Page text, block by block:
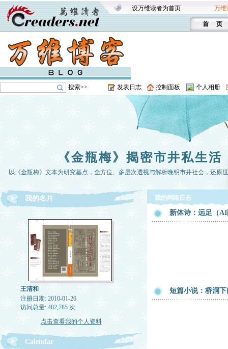
设万维读者为首页 万维
首 页
搜索>> 发表日志 控制面板 个人相册
《金瓶梅》揭密市井私生活
以《金瓶梅》文本为研究基点，全方位、多层次透视与解析晚明市井社会，还原
我的名片
王清和
注册日期: 2010-01-26
访问总量: 482,785 次
点击查看我的个人资料
Calendar
我的网络日志
新体诗：远足（
短篇小说：桥洞